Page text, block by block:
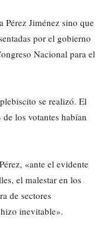
Jiménez sino que
por el gobierno
Nacional para el
se realizó. El
los votantes habían
«ante el evidente
el malestar en los
de sectores
inevitable».